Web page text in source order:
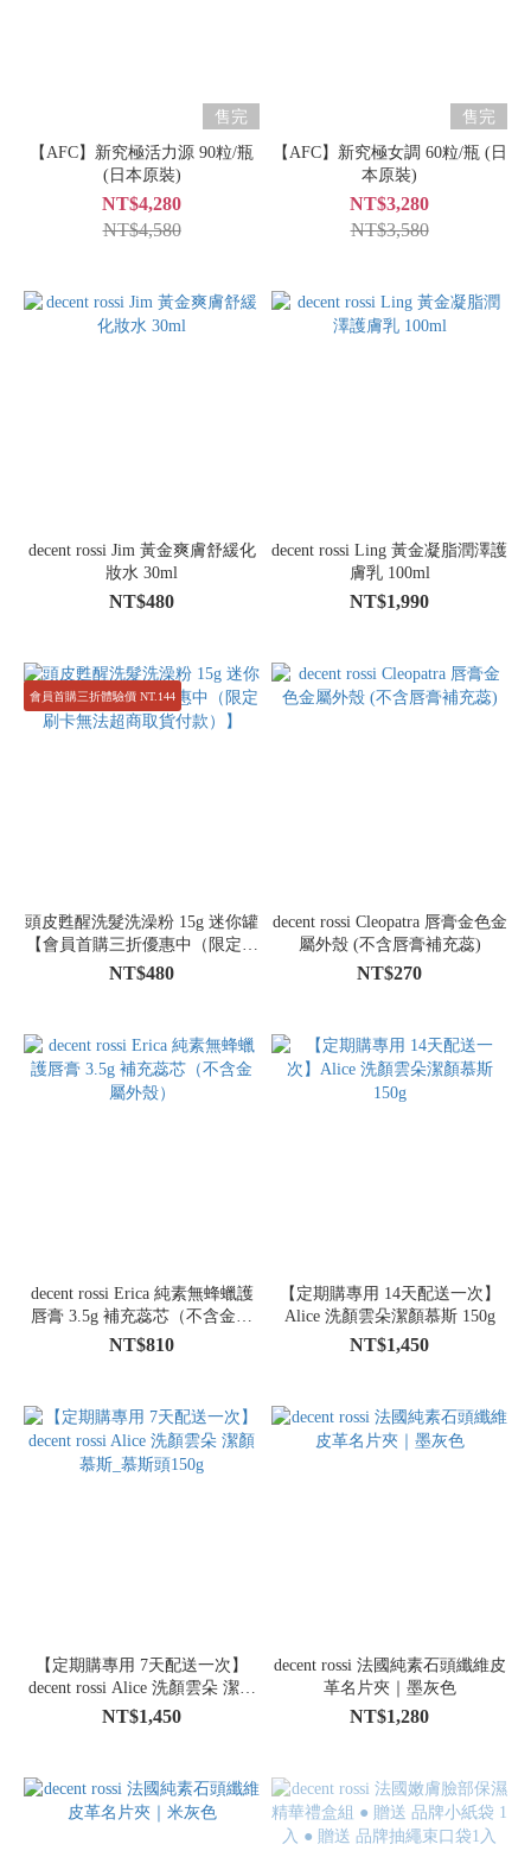
售完
【AFC】新究極活力源 90粒/瓶
(日本原裝)
NT$4,280
NT$4,580
售完
【AFC】新究極女調 60粒/瓶 (日
本原裝)
NT$3,280
NT$3,580
decent rossi Jim 黃金爽膚舒緩化
妝水 30ml
NT$480
decent rossi Ling 黃金凝脂潤澤護
膚乳 100ml
NT$1,990
會員首購三折體驗價 NT.144
頭皮甦醒洗髮洗澡粉 15g 迷你罐
【會員首購三折優惠中（限定刷
卡無法超商取貨付款）】
NT$480
decent rossi Cleopatra 唇膏金色金
屬外殼 (不含唇膏補充蕊)
NT$270
decent rossi Erica 純素無蜂蠟護
唇膏 3.5g 補充蕊芯（不含金屬
外殼）
NT$810
【定期購專用 14天配送一次】
Alice 洗顏雲朵潔顏慕斯 150g
NT$1,450
【定期購專用 7天配送一次】
decent rossi Alice 洗顏雲朵 潔顏
慕斯_慕斯頭150g
NT$1,450
decent rossi 法國純素石頭纖維皮
革名片夾｜墨灰色
NT$1,280